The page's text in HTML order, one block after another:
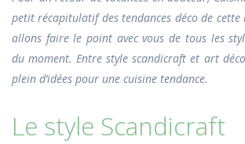
petit récapitulatif des tendances déco de
allons faire le point avec vous de tous les
du moment. Entre style scandicraft et art
plein d’idées pour une cuisine tendance.
Le style Scandicraft